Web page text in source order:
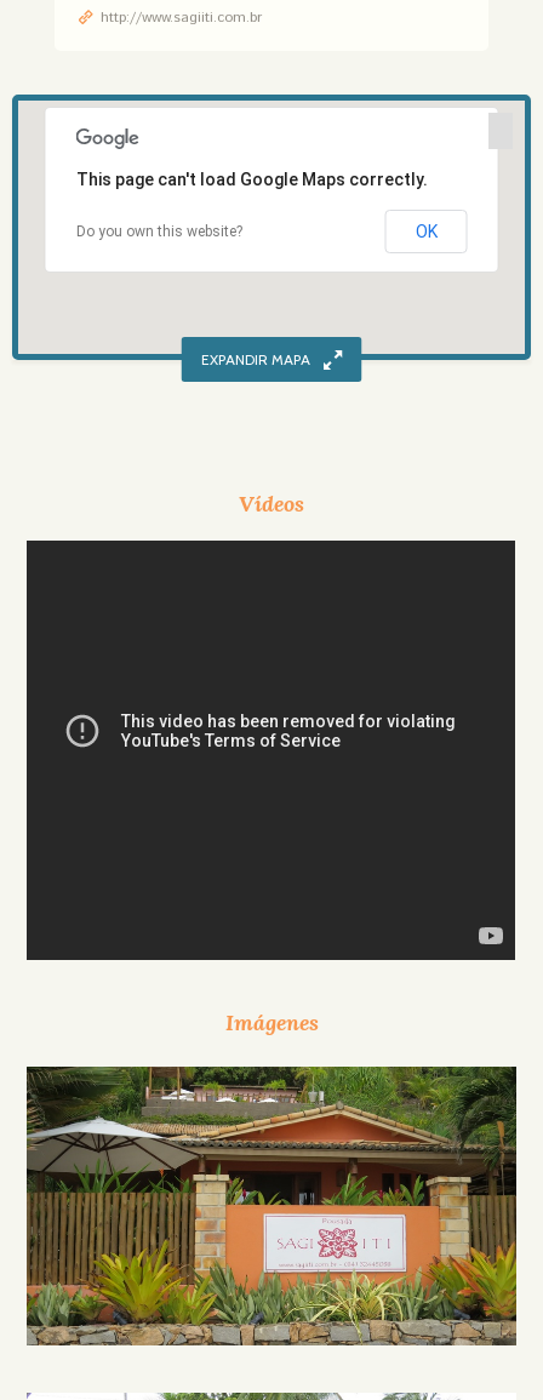
http://www.sagiiti.com.br
This page can't load Google Maps correctly.
Do you own this website? OK
Vídeos
Imágenes